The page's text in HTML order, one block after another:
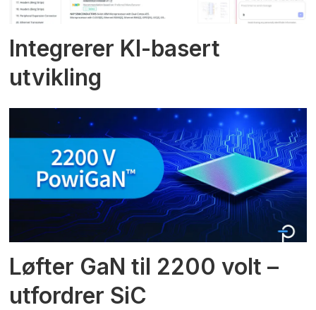
Integrerer KI-basert
utvikling
Løfter GaN til 2200 volt –
utfordrer SiC